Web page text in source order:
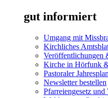
gut informiert
Umgang mit
Kirchliches
Veröffentlichungen
Kirche in Hörfunk
Pastoraler Jahresplan
Newsletter bestellen
Pfarreiengesetz